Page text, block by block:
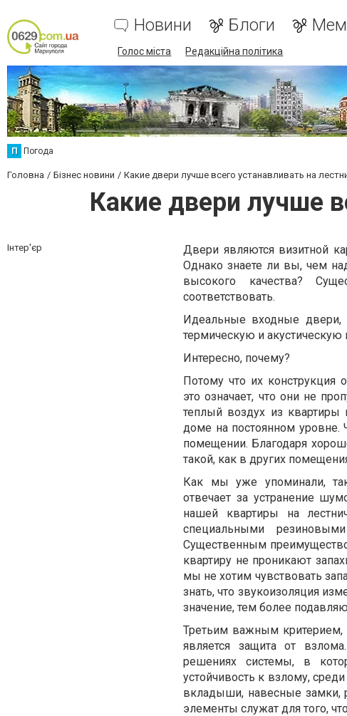
Новини Блоги
Голос міста Редакційна політика
П Погода
Головна Бізнес новини Какие двери лучше всего устанавливать на
Какие двери лучше
Інтер'єр
Двери являются визитной
Однако знаете ли вы, чем
высокого качества?
соответствовать.
Идеальные входные двери,
термическую и
Интересно, почему?
Потому что их конструкция
это означает, что они не
теплый воздух из квартиры
доме на постоянном уровне.
помещении. Благодаря
такой, как в других
Как мы уже упоминали,
отвечает за устранение
нашей квартиры на
специальными
Существенным
квартиру не проникают
мы не хотим чувствовать
знать, что звукоизоляция
значение, тем более
Третьим важным критерием,
является защита от
решениях системы, в
устойчивость к взлому,
вкладыши, навесные замки,
элементы служат для того,